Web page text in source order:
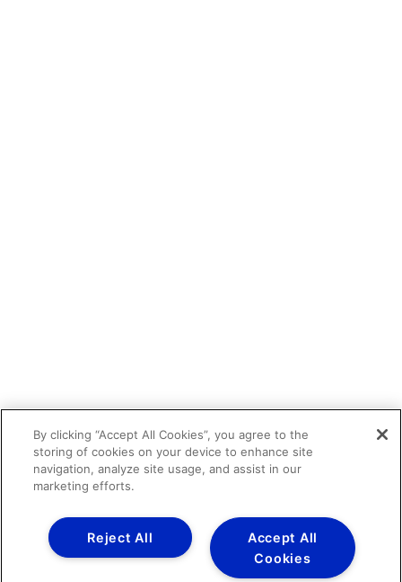
By clicking “Accept All Cookies”, you agree to the
storing of cookies on your device to enhance site
navigation, analyze site usage, and assist in our
marketing efforts.
Accept All
Cookies
Reject All